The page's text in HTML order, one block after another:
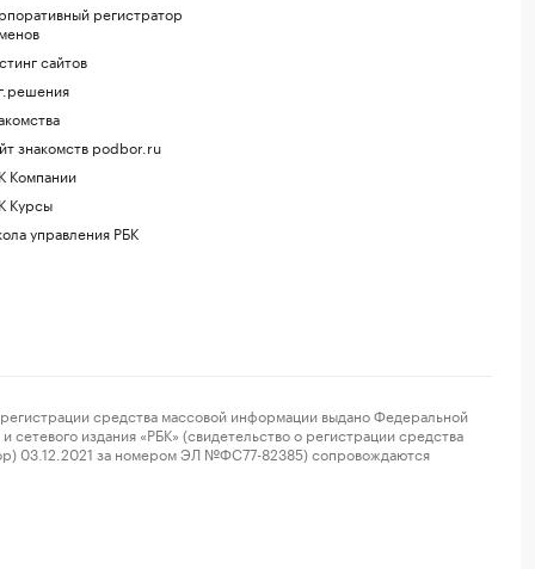
регистратор
сайтов
знакомств podbor.ru
Компании
Курсы
управления РБК
средства массовой информации выдано Федеральной
издания «РБК» (свидетельство о регистрации средства
03.12.2021 за номером ЭЛ №ФС77-82385) сопровождаются